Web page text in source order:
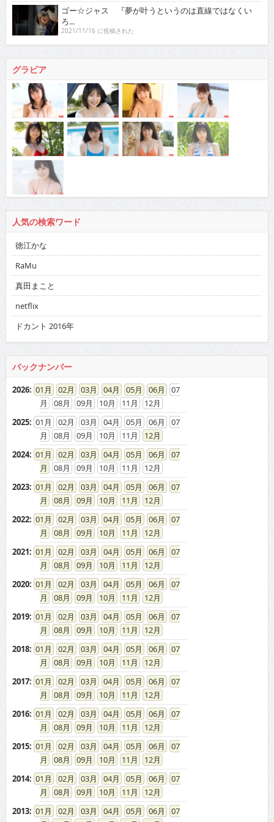
ゴー☆ジャス 『夢が叶うというのは直線ではなくい
ろ...
2021/11/16 に投稿された
グラビア
人気の検索ワード
徳江かな
RaMu
真田まこと
netflix
ドカント 2016年
バックナンバー
2026: 01 02 03 04 05 06
07
08
09 10 11
12
2025: 01 02 03 04 05 06
07
08
09 10 11
12
2024: 01 02 03 04 05 06
07
08
09 10 11
12
2023: 01 02 03 04 05 06
07
08
09 10 11
12
2022: 01 02 03 04 05 06
07
08
09 10 11
12
2021: 01 02 03 04 05 06
07
08
09 10 11
12
2020: 01 02 03 04 05 06
07
08
09 10 11
12
2019: 01 02 03 04 05 06
07
08
09 10 11
12
2018: 01 02 03 04 05 06
07
08
09 10 11
12
2017: 01 02 03 04 05 06
07
08
09 10 11
12
2016: 01 02 03 04 05 06
07
08
09 10 11
12
2015: 01 02 03 04 05 06
07
08
09 10 11
12
2014: 01 02 03 04 05 06
07
08
09 10 11
12
2013: 01 02 03 04 05 06
07